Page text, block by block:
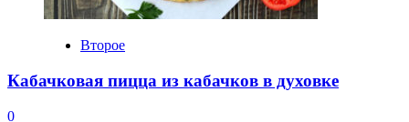
Второе
Кабачковая пицца из кабачков в духовке
0